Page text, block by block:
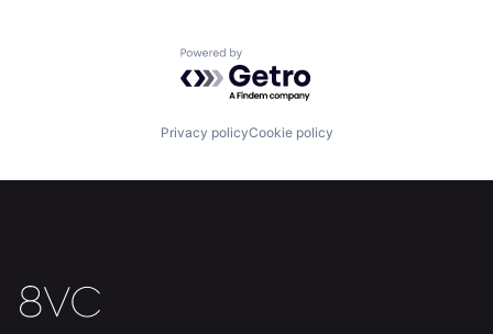
Powered by Getro.com
Privacy policyCookie policy